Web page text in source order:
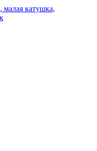
катушка,